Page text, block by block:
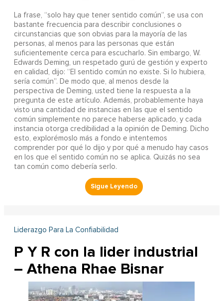
La frase, “solo hay que tener sentido común”, se usa con
bastante frecuencia para describir conclusiones o
circunstancias que son obvias para la mayoría de las
personas, al menos para las personas que están
suficientemente cerca para escucharlo. Sin embargo, W.
Edwards Deming, un respetado gurú de gestión y experto
en calidad, dijo: “El sentido común no existe. Si lo hubiera,
sería común”. De modo que, al menos desde la
perspectiva de Deming, usted tiene la respuesta a la
pregunta de este artículo. Además, probablemente haya
visto una cantidad de instancias en las que el sentido
común simplemente no parece haberse aplicado, y cada
instancia otorga credibilidad a la opinión de Deming. Dicho
esto, explorémoslo más a fondo e intentemos
comprender por qué lo dijo y por qué a menudo hay casos
en los que el sentido común no se aplica. Quizás no sea
tan común como debería serlo.
Liderazgo Para La Confiabilidad
P Y R con la lider industrial
– Athena Rhae Bisnar